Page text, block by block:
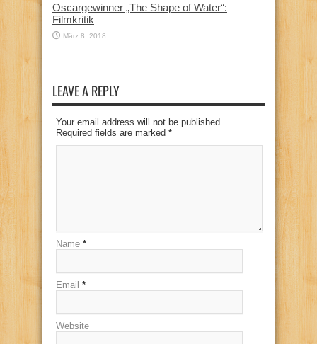
Oscargewinner „The Shape of Water“:
Filmkritik
März 8, 2018
LEAVE A REPLY
Your email address will not be published.
Required fields are marked *
Name *
Email *
Website